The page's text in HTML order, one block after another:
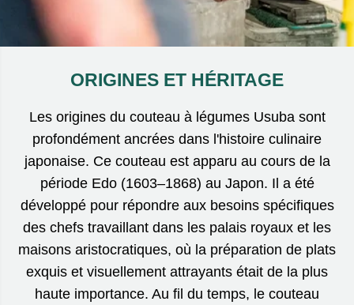
ORIGINES ET HÉRITAGE
Les origines du couteau à légumes Usuba sont
profondément ancrées dans l'histoire culinaire
japonaise. Ce couteau est apparu au cours de la
période Edo (1603–1868) au Japon. Il a été
développé pour répondre aux besoins spécifiques
des chefs travaillant dans les palais royaux et les
maisons aristocratiques, où la préparation de plats
exquis et visuellement attrayants était de la plus
haute importance. Au fil du temps, le couteau